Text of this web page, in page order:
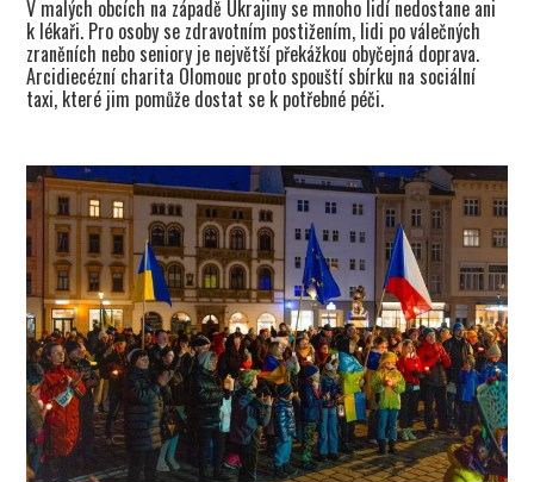
V malých obcích na západě Ukrajiny se mnoho lidí nedostane ani
k lékaři. Pro osoby se zdravotním postižením, lidi po válečných
zraněních nebo seniory je největší překážkou obyčejná doprava.
Arcidiecézní charita Olomouc proto spouští sbírku na sociální
taxi, které jim pomůže dostat se k potřebné péči.